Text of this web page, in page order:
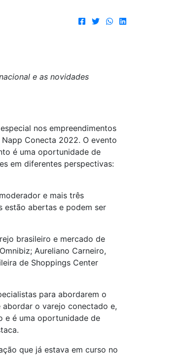
e as novidades
nos empreendimentos
Conecta 2022. O evento
é uma oportunidade de
em diferentes perspectivas:
e mais três
estão abertas e podem ser
brasileiro e mercado de
Aureliano Carneiro,
de Shoppings Center
para abordarem o
o varejo conectado e,
e é uma oportunidade de
que já estava em curso no